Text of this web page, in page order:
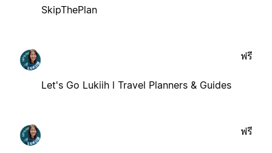
SkipThePlan
Let's Go Lukiih l Travel Planners & Guides
ฟรี
ฟรี